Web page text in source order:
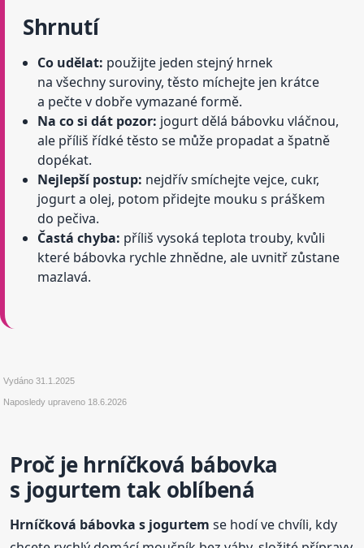
Shrnutí
Co udělat: použijte jeden stejný hrnek
na všechny suroviny, těsto míchejte jen krátce
a pečte v dobře vymazané formě.
Na co si dát pozor: jogurt dělá bábovku vláčnou,
ale příliš řídké těsto se může propadat a špatně
dopékat.
Nejlepší postup: nejdřív smíchejte vejce, cukr,
jogurt a olej, potom přidejte mouku s práškem
do pečiva.
Častá chyba: příliš vysoká teplota trouby, kvůli
které bábovka rychle zhnědne, ale uvnitř zůstane
mazlavá.
Vydáno31.1.2025
Naposledy upraveno 18.6.2026
Proč je hrníčková bábovka
s jogurtem tak oblíbená
Hrníčková bábovka s jogurtem se hodí ve chvíli, kdy